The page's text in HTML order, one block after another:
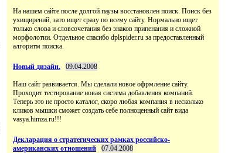
На нашем сайте после долгой паузы восстановлен поиск. Поиск без
ухищирений, зато ищет сразу по всему сайту. Нормально ищет
только слова и словсочетания без знаков припенания и сложной
морфолотии. Отдельное спасибо dplspider.ru за предоставленный
алгоритм поиска.
Новый дизайн. 09.04.2008
Наш сайт развивается. Мы сделали новое офрмление сайту.
Проходит тестирование новая система добавления компаний.
Теперь это не просто каталог, скоро любая компания в несколько
кликов мышки сможет создать себе полноценный сайт вида
vasya.himza.ru!!!
Декларация о стратегических рамках российско-
американских отношений
07.04.2008